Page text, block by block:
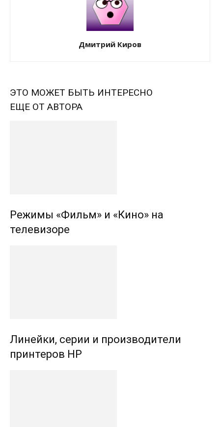
Дмитрий Киров
ЭТО МОЖЕТ БЫТЬ ИНТЕРЕСНО
ЕЩЕ ОТ АВТОРА
Режимы «Фильм» и «Кино» на
телевизоре
Линейки, серии и производители
принтеров HP